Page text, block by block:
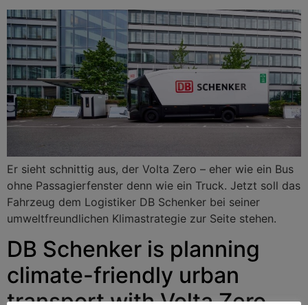
Er sieht schnittig aus, der Volta Zero – eher wie ein Bus
ohne Passagierfenster denn wie ein Truck. Jetzt soll das
Fahrzeug dem Logistiker DB Schenker bei seiner
umweltfreundlichen Klimastrategie zur Seite stehen.
DB Schenker is planning
climate-friendly urban